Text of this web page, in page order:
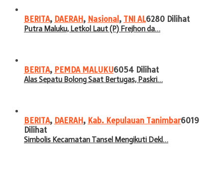
BERITA, DAERAH, Nasional , TNI AL6280 Dilihat
Putra Maluku, Letkol Laut (P) Frejhon da…
BERITA, PEMDA MALUKU6054 Dilihat
Alas Sepatu Bolong Saat Bertugas, Paskri…
BERITA, DAERAH, Kab. Kepulauan Tanimbar6019
Dilihat
Simbolis Kecamatan Tansel Mengikuti Dekl…